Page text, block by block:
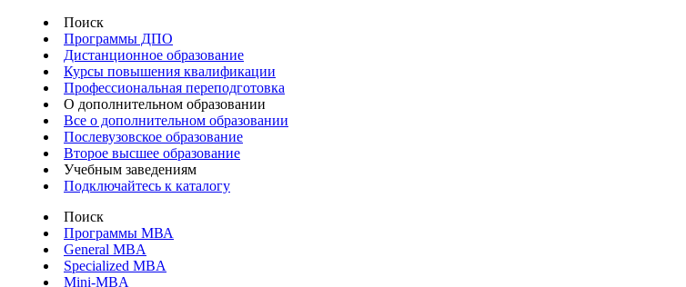
Поиск
Программы ДПО
Дистанционное образование
Курсы повышения квалификации
Профессиональная переподготовка
О дополнительном образовании
Все о дополнительном образовании
Послевузовское образование
Второе высшее образование
Учебным заведениям
Подключайтесь к каталогу
Поиск
Программы МВА
General MBA
Specialized MBA
Mini-MBA